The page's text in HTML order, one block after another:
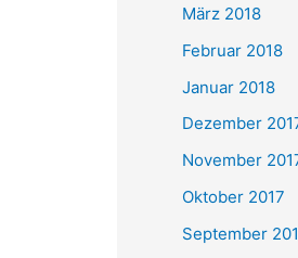
März 2018
Februar 2018
Januar 2018
Dezember
November
Oktober 2017
September